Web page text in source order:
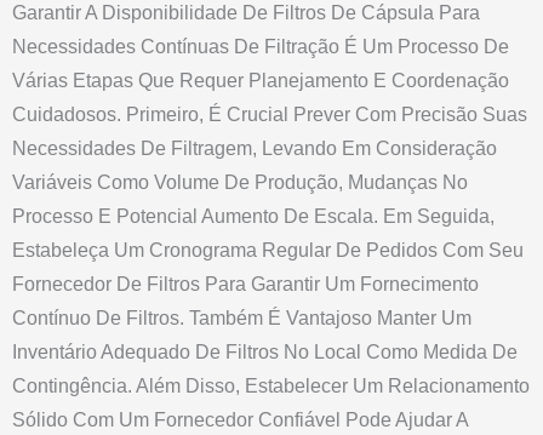
Garantir A Disponibilidade De Filtros De Cápsula Para
Necessidades Contínuas De Filtração É Um Processo De
Várias Etapas Que Requer Planejamento E Coordenação
Cuidadosos. Primeiro, É Crucial Prever Com Precisão Suas
Necessidades De Filtragem, Levando Em Consideração
Variáveis Como Volume De Produção, Mudanças No
Processo E Potencial Aumento De Escala. Em Seguida,
Estabeleça Um Cronograma Regular De Pedidos Com Seu
Fornecedor De Filtros Para Garantir Um Fornecimento
Contínuo De Filtros. Também É Vantajoso Manter Um
Inventário Adequado De Filtros No Local Como Medida De
Contingência. Além Disso, Estabelecer Um Relacionamento
Sólido Com Um Fornecedor Confiável Pode Ajudar A